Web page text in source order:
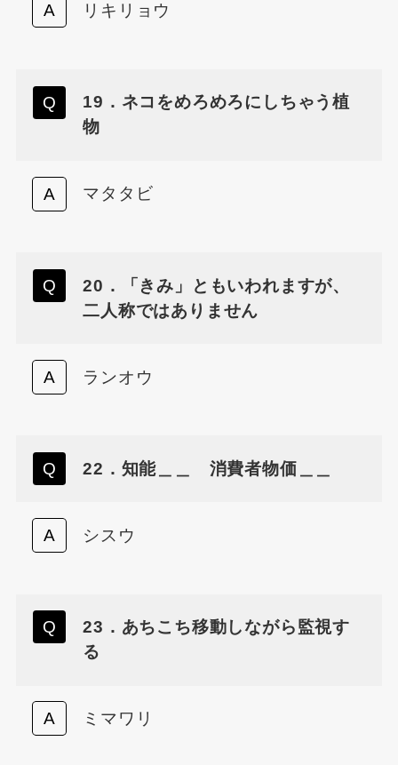
リキリョウ
19．ネコをめろめろにしちゃう植
物
マタタビ
20．「きみ」ともいわれますが、
二人称ではありません
ランオウ
22．知能＿＿ 消費者物価＿＿
シスウ
23．あちこち移動しながら監視す
る
ミマワリ